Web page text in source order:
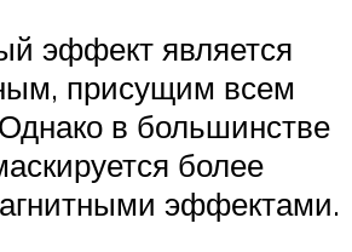
эффект является
присущим всем
в большинстве
более
эффектами.